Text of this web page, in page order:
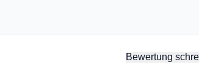
Bewertung